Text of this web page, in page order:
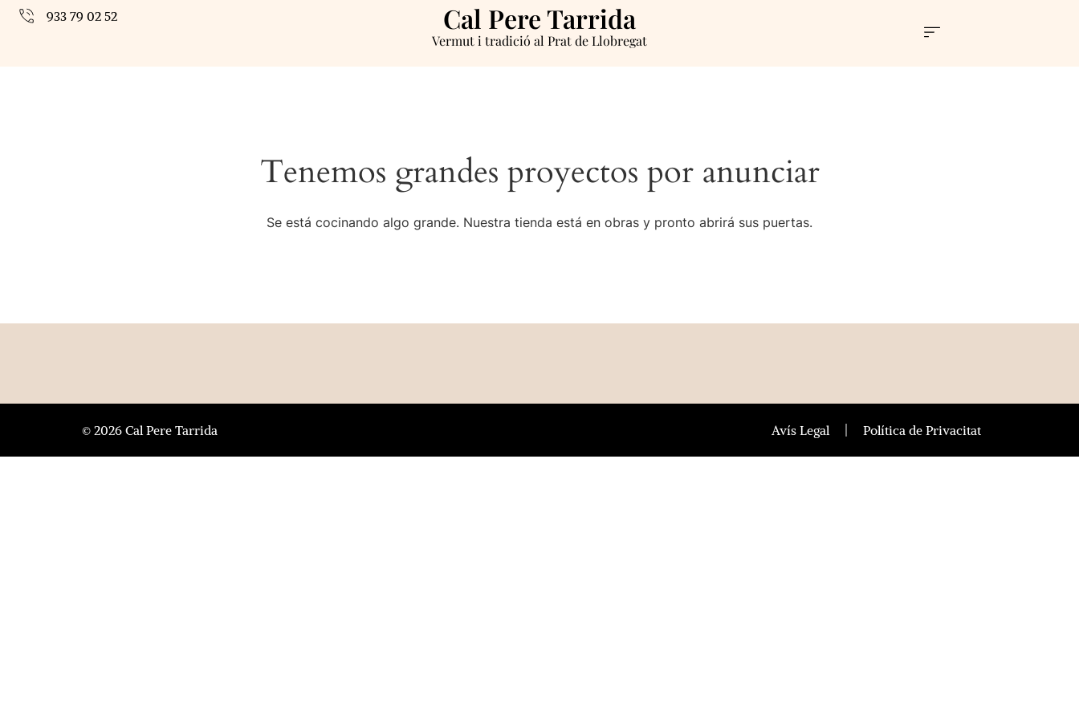
933 79 02 52 Cal Pere Tarrida
Vermut i tradició al Prat de Llobregat
Tenemos grandes proyectos por anunciar
Se está cocinando algo grande. Nuestra tienda está en obras y pronto abrirá sus puertas.
© 2026 Cal Pere Tarrida Avís Legal Política de Privacitat